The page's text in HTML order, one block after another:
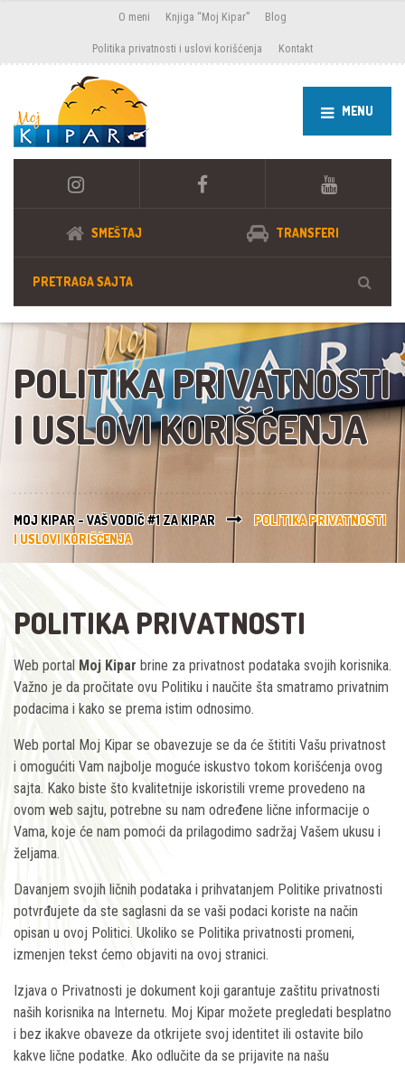
O meni Knjiga “Moj Kipar” Blog
Politika privatnosti i uslovi korišćenja Kontakt
MENU
SMEŠTAJ TRANSFERI
POLITIKA PRIVATNOSTI
I USLOVI KORIŠĆENJA
MOJ KIPAR - VAŠ VODIČ #1 ZA KIPAR
POLITIKA PRIVATNOSTI
I USLOVI KORIŠĆENJA
POLITIKA PRIVATNOSTI
Web portal Moj Kipar brine za privatnost podataka svojih korisnika.
Važno je da pročitate ovu Politiku i naučite šta smatramo privatnim
podacima i kako se prema istim odnosimo.
Web portal Moj Kipar se obavezuje se da će štititi Vašu privatnost
i omogućiti Vam najbolje moguće iskustvo tokom korišćenja ovog
sajta. Kako biste što kvalitetnije iskoristili vreme provedeno na
ovom web sajtu, potrebne su nam određene lične informacije o
Vama, koje će nam pomoći da prilagodimo sadržaj Vašem ukusu i
željama.
Davanjem svojih ličnih podataka i prihvatanjem Politike privatnosti
potvrđujete da ste saglasni da se vaši podaci koriste na način
opisan u ovoj Politici. Ukoliko se Politika privatnosti promeni,
izmenjen tekst ćemo objaviti na ovoj stranici.
Izjava o Privatnosti je dokument koji garantuje zaštitu privatnosti
naših korisnika na Internetu. Moj Kipar možete pregledati besplatno
i bez ikakve obaveze da otkrijete svoj identitet ili ostavite bilo
kakve lične podatke. Ako odlučite da se prijavite na našu